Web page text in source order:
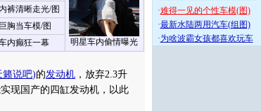
明星车内偷情曝光
裤清晰走光/图
胸当车模/图
内癫狂一幕
籁说吧)的发动机 ，放弃2.3升
现国产的四缸发动机，以此
·难得一见的个性车模(图)
·最新水陆两用汽车(组图)
·为啥波霸女孩都喜欢玩车